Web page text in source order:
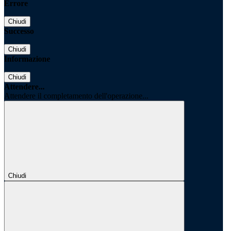
Errore
Chiudi
Successo
Chiudi
Informazione
Chiudi
Attendere...
Attendere il completamento dell'operazione...
Chiudi